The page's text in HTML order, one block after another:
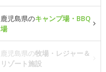
鹿児島県のキャンプ場・BBQ
場
鹿児島県の牧場・レジャー＆
リゾート施設